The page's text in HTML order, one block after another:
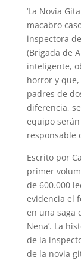
‘La Novia
macabro
inspectora
(Brigada de
inteligente,
horror y
padres de
diferencia,
equipo
responsable
Escrito por
primer
de 600.000
evidencia el
en una saga
Nena’. La
de la
de la novia